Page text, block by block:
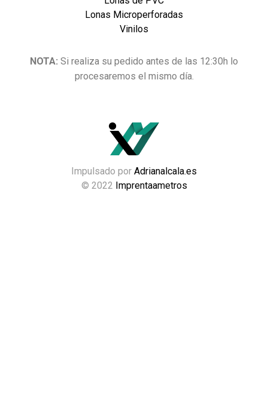
Lonas Microperforadas
Vinilos
NOTA: Si realiza su pedido antes de las 12:30h lo
procesaremos el mismo día.
© 2022 Imprentaametros
Impulsado por Adrianalcala.es